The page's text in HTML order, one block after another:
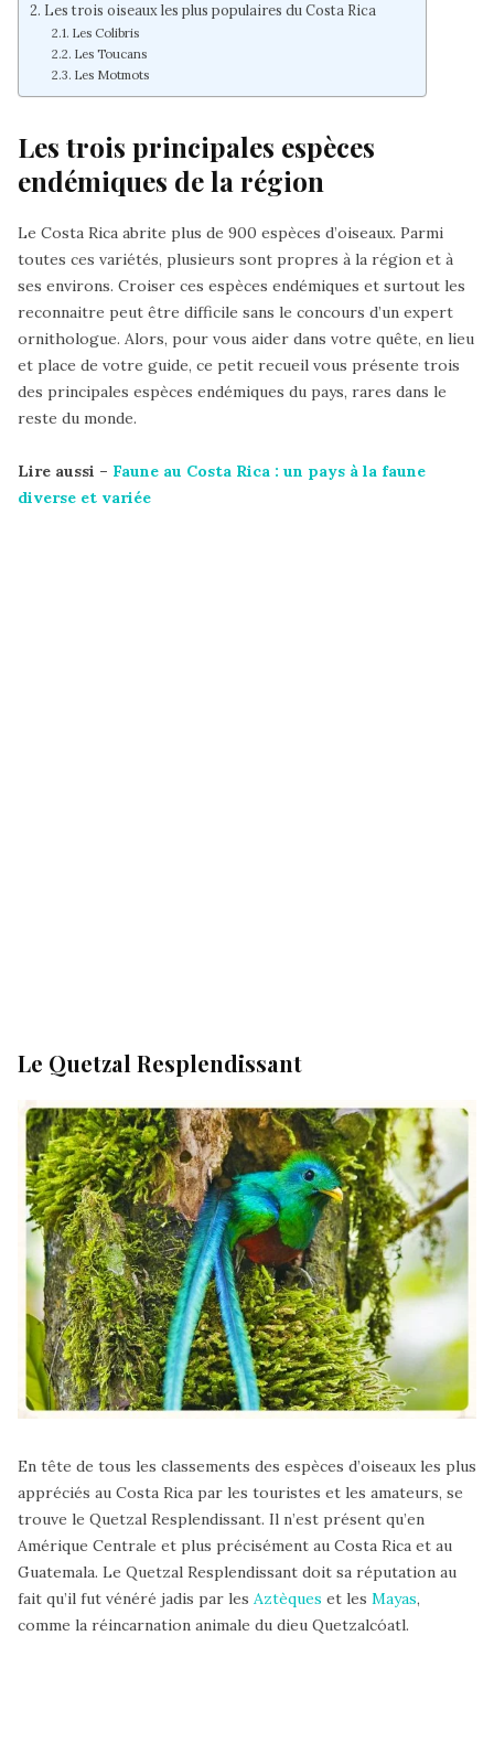
Les trois oiseaux les plus populaires du Costa Rica
Les Colibris
Les Toucans
Les Motmots
Les trois principales espèces
endémiques de la région
Le Costa Rica abrite plus de 900 espèces d’oiseaux. Parmi
toutes ces variétés, plusieurs sont propres à la région et à
ses environs. Croiser ces espèces endémiques et surtout les
reconnaitre peut être difficile sans le concours d’un expert
ornithologue. Alors, pour vous aider dans votre quête, en lieu
et place de votre guide, ce petit recueil vous présente trois
des principales espèces endémiques du pays, rares dans le
reste du monde.
Lire aussi – Faune au Costa Rica : un pays à la faune
diverse et variée
Le Quetzal Resplendissant
En tête de tous les classements des espèces d’oiseaux les plus
appréciés au Costa Rica par les touristes et les amateurs, se
trouve le Quetzal Resplendissant. Il n’est présent qu’en
Amérique Centrale et plus précisément au Costa Rica et au
Guatemala. Le Quetzal Resplendissant doit sa réputation au
fait qu’il fut vénéré jadis par les Aztèques et les Mayas,
comme la réincarnation animale du dieu Quetzalcóatl.